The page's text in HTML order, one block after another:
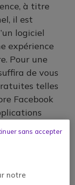
à titre
il est
logiciel
expérience
Pour une
de vous
telles
Facebook
domaine
de
de la
notre
sans accepter